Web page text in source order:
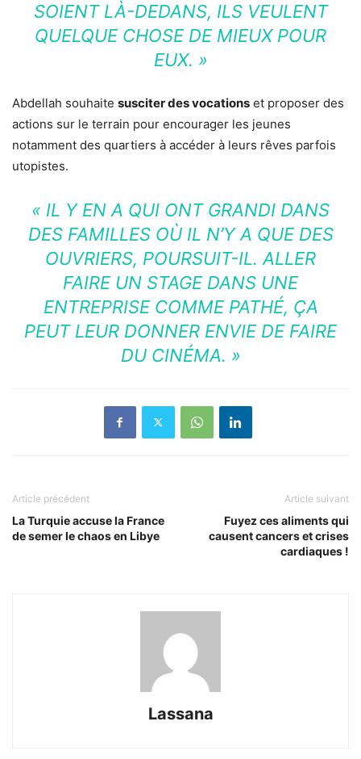
SOIENT LÀ-DEDANS, ILS VEULENT
QUELQUE CHOSE DE MIEUX POUR
EUX. »
Abdellah souhaite susciter des vocations et proposer des
actions sur le terrain pour encourager les jeunes
notamment des quartiers à accéder à leurs rêves parfois
utopistes.
« IL Y EN A QUI ONT GRANDI DANS
DES FAMILLES OÙ IL N’Y A QUE DES
OUVRIERS, POURSUIT-IL. ALLER
FAIRE UN STAGE DANS UNE
ENTREPRISE COMME PATHÉ, ÇA
PEUT LEUR DONNER ENVIE DE FAIRE
DU CINÉMA. »
Article précédent
La Turquie accuse la France
de semer le chaos en Libye
Article suivant
Fuyez ces aliments qui
causent cancers et crises
cardiaques !
Lassana